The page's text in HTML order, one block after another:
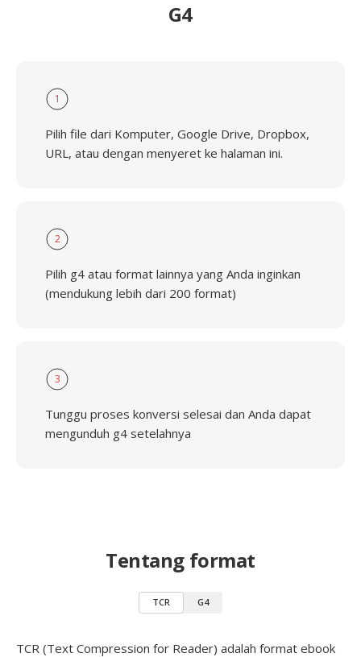
G4
1
Pilih file dari Komputer, Google Drive, Dropbox,
URL, atau dengan menyeret ke halaman ini.
2
Pilih g4 atau format lainnya yang Anda inginkan
(mendukung lebih dari 200 format)
3
Tunggu proses konversi selesai dan Anda dapat
mengunduh g4 setelahnya
Tentang format
TCR G4
TCR (Text Compression for Reader) adalah format ebook